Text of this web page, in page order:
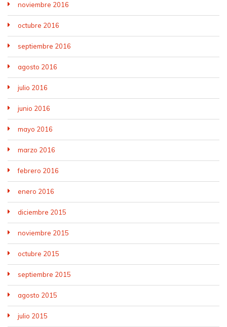
noviembre 2016
octubre 2016
septiembre 2016
agosto 2016
julio 2016
junio 2016
mayo 2016
marzo 2016
febrero 2016
enero 2016
diciembre 2015
noviembre 2015
octubre 2015
septiembre 2015
agosto 2015
julio 2015